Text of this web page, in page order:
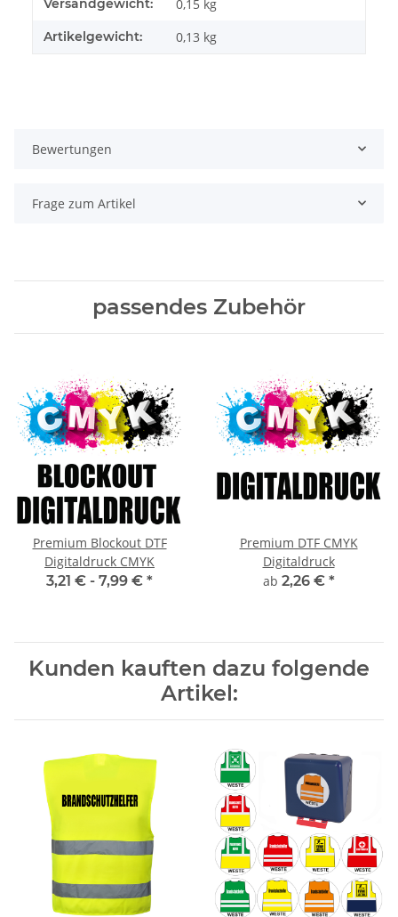
Versandgewicht: 0,15 kg
Artikelgewicht: 0,13 kg
Bewertungen
Frage zum Artikel
passendes Zubehör
Premium Blockout DTF
Digitaldruck CMYK
3,21 € - 7,99 € *
Premium DTF CMYK
Digitaldruck
ab 2,26 € *
Kunden kauften dazu folgende
Artikel: